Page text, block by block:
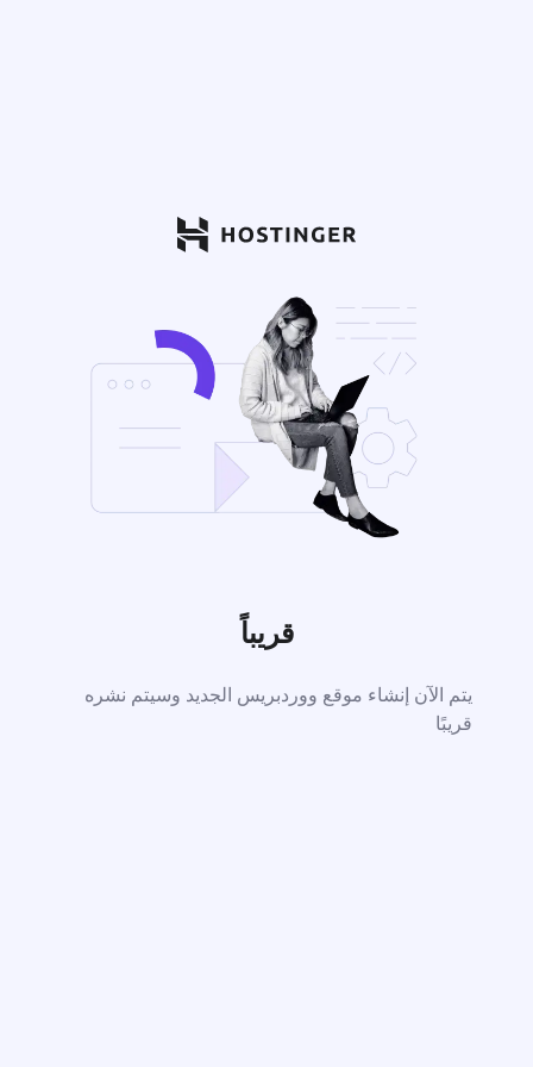
قريباً
يتم الآن إنشاء موقع ووردبريس الجديد وسيتم نشره
قريبًا